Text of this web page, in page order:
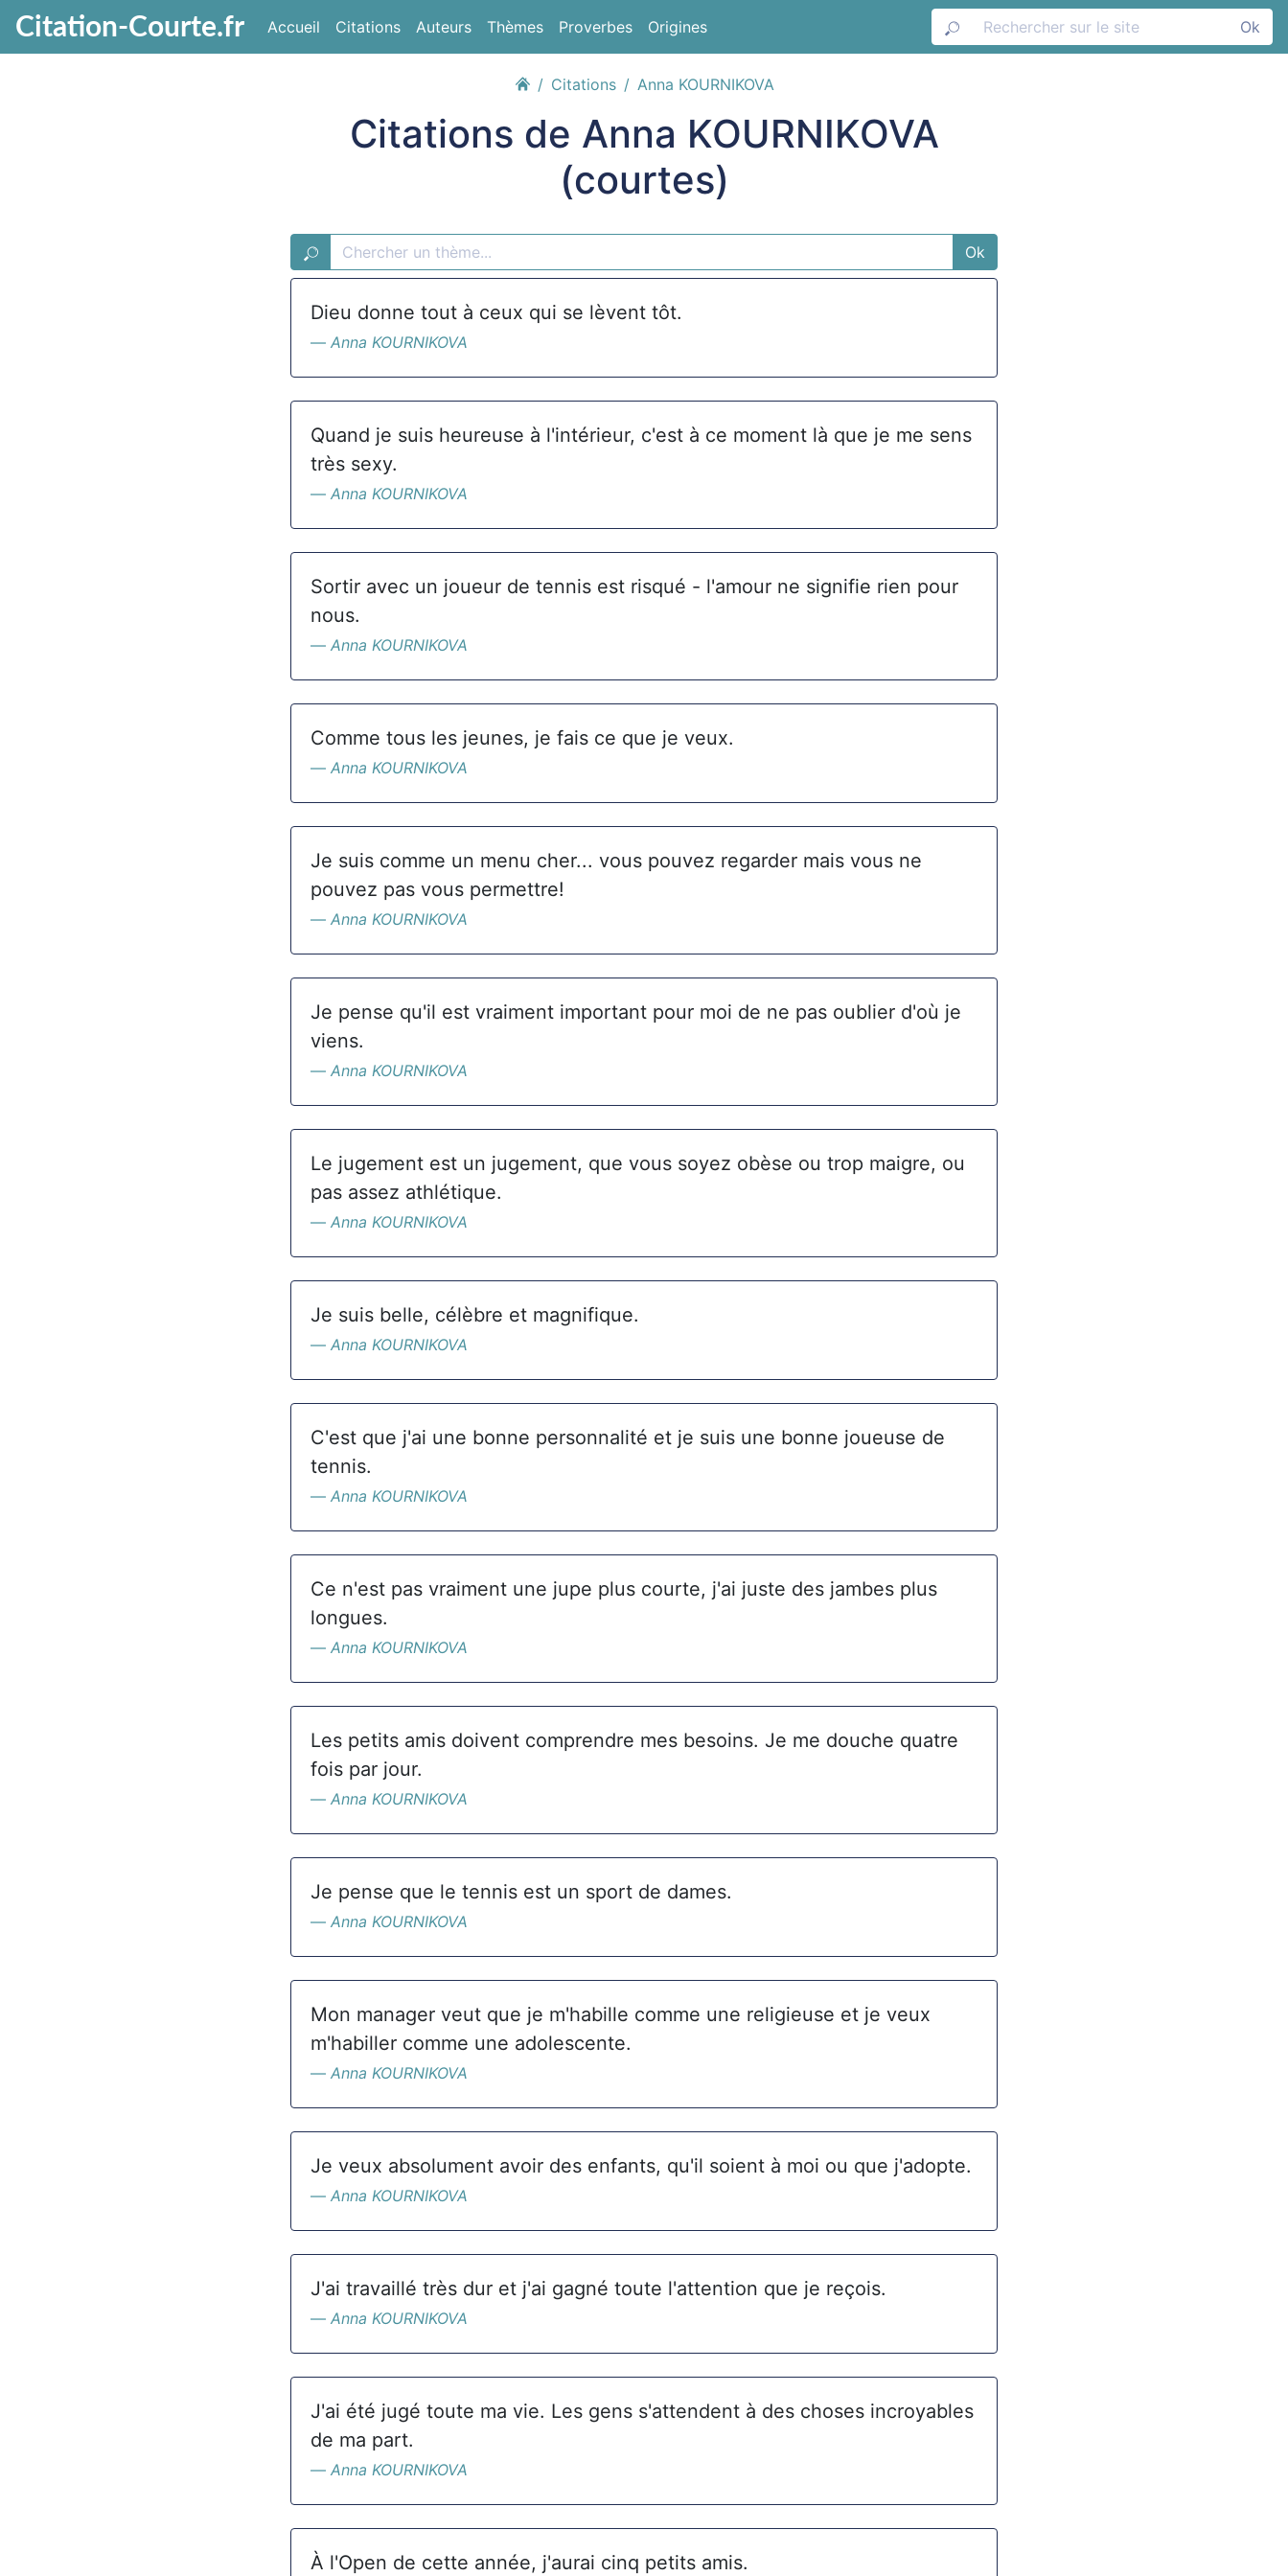
Citation-Courte.fr Accueil Citations Auteurs Thèmes Proverbes Origines Ok
Citations Anna KOURNIKOVA
Citations de Anna KOURNIKOVA
(courtes)
Ok
Dieu donne tout à ceux qui se lèvent tôt.
Anna KOURNIKOVA
Quand je suis heureuse à l'intérieur, c'est à ce moment là que je me sens
très sexy.
Anna KOURNIKOVA
Sortir avec un joueur de tennis est risqué - l'amour ne signifie rien pour
nous.
Anna KOURNIKOVA
Comme tous les jeunes, je fais ce que je veux.
Anna KOURNIKOVA
Je suis comme un menu cher... vous pouvez regarder mais vous ne
pouvez pas vous permettre!
Anna KOURNIKOVA
Je pense qu'il est vraiment important pour moi de ne pas oublier d'où je
viens.
Anna KOURNIKOVA
Le jugement est un jugement, que vous soyez obèse ou trop maigre, ou
pas assez athlétique.
Anna KOURNIKOVA
Je suis belle, célèbre et magnifique.
Anna KOURNIKOVA
C'est que j'ai une bonne personnalité et je suis une bonne joueuse de
tennis.
Anna KOURNIKOVA
Ce n'est pas vraiment une jupe plus courte, j'ai juste des jambes plus
longues.
Anna KOURNIKOVA
Les petits amis doivent comprendre mes besoins. Je me douche quatre
fois par jour.
Anna KOURNIKOVA
Je pense que le tennis est un sport de dames.
Anna KOURNIKOVA
Mon manager veut que je m'habille comme une religieuse et je veux
m'habiller comme une adolescente.
Anna KOURNIKOVA
Je veux absolument avoir des enfants, qu'il soient à moi ou que j'adopte.
Anna KOURNIKOVA
J'ai travaillé très dur et j'ai gagné toute l'attention que je reçois.
Anna KOURNIKOVA
J'ai été jugé toute ma vie. Les gens s'attendent à des choses incroyables
de ma part.
Anna KOURNIKOVA
À l'Open de cette année, j'aurai cinq petits amis.